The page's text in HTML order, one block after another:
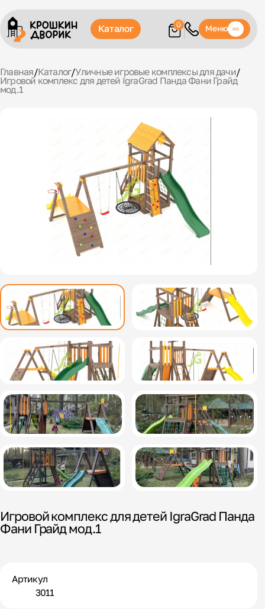
Каталог 0 Меню
Главная/Каталог/Уличные игровые комплексы для дачи/
Игровой комплекс для детей IgraGrad Панда Фани Грайд
мод.1
Игровой комплекс для детей IgraGrad Панда
Фани Грайд мод.1
Артикул
3011